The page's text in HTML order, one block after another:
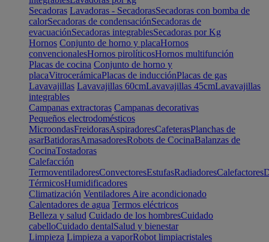
Secadoras Lavadoras - SecadorasSecadoras con bomba de
calorSecadoras de condensaciónSecadoras de
evacuaciónSecadoras integrablesSecadoras por Kg
Hornos Conjunto de horno y placaHornos
convencionalesHornos pirolíticosHornos multifunción
Placas de cocina Conjunto de horno y
placaVitrocerámicaPlacas de inducciónPlacas de gas
Lavavajillas Lavavajillas 60cmLavavajillas 45cmLavavajillas
integrables
Campanas extractoras Campanas decorativas
Pequeños electrodomésticos
MicroondasFreidorasAspiradoresCafeterasPlanchas de
asarBatidorasAmasadoresRobots de CocinaBalanzas de
CocinaTostadoras
Calefacción
TermoventiladoresConvectoresEstufasRadiadoresCalefactores
TérmicosHumidificadores
Climatización Ventiladores Aire acondicionado
Calentadores de agua Termos eléctricos
Belleza y salud Cuidado de los hombresCuidado
cabelloCuidado dentalSalud y bienestar
Limpieza Limpieza a vaporRobot limpiacristales